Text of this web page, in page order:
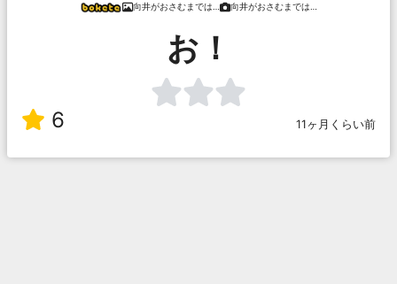
向井がおさむまでは… 向井がおさむまでは…
お！
6 11ヶ月くらい前